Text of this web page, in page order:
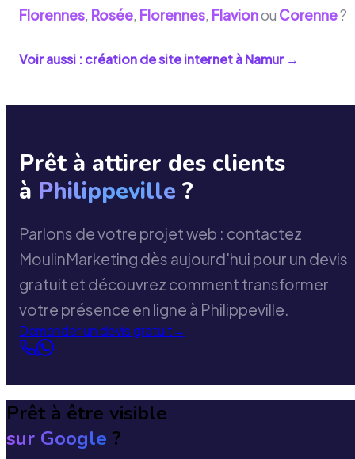
Florennes, Rosée, Florennes, Flavionou Corenne?
Voir aussi : création de site internet àNamur →
Prêt à attirer des clients
à Philippeville ?
Parlons de votre projet web : contactez
MoulinMarketing dès aujourd'hui pour un devis
gratuit et découvrez comment transformer
votre présence en ligne à Philippeville.
Demander un devis gratuit→
Prêt à être visible
sur Google ?